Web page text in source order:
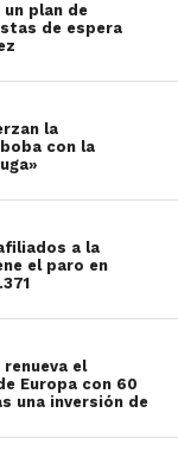
un plan de
de espera
la
con la
a la
el paro en
el
Europa con 60
una inversión de